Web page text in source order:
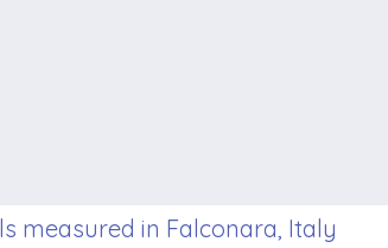
measured in Falconara, Italy